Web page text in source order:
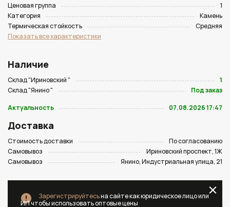
Ценовая группа
1
Категория
Камень
Термическая стойкость
Средняя
Показать все характеристики
Наличие
Склад "Ириновский "
1
Склад "Янино "
Под заказ
Актуальность
07.08.2026 17:47
Доставка
Стоимость доставки
По согласованию
Самовывоз
Ириновский проспект, 1Ж
Самовывоз
Янино, Индустриальная улица, 21
Зарегистрируйтесьна сайте как юридическое лицо или
ИП чтобы использовать оптовые цены